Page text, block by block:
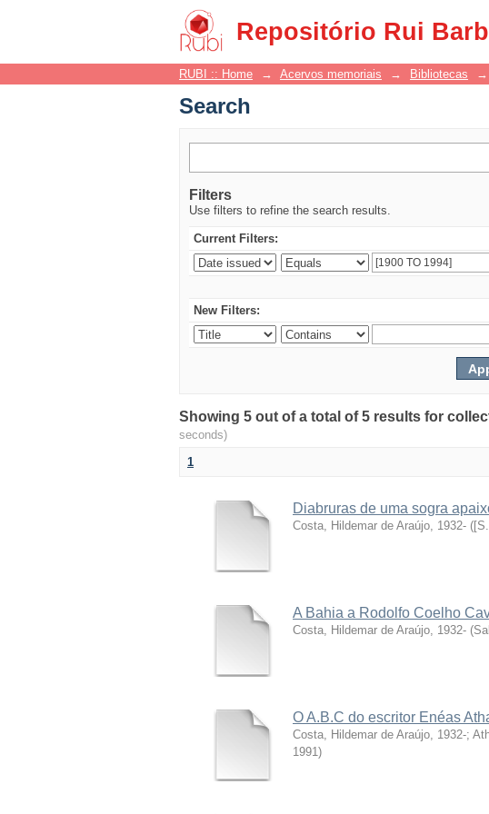
Repositório Rui
Search
RUBI :: Home → Acervos memoriais → Bibliotecas →
Search
Filters
Use filters to refine the search results.
Current Filters:
New Filters:
Showing 5 out of a total of 5 results for
seconds)
1
Diabruras de uma sogra
Costa, Hildemar de Araújo, 1932- (
A Bahia a Rodolfo Coelho
Costa, Hildemar de Araújo, 1932- (
O A.B.C do escritor Enéas
Costa, Hildemar de Araújo, 1932-;
1991)